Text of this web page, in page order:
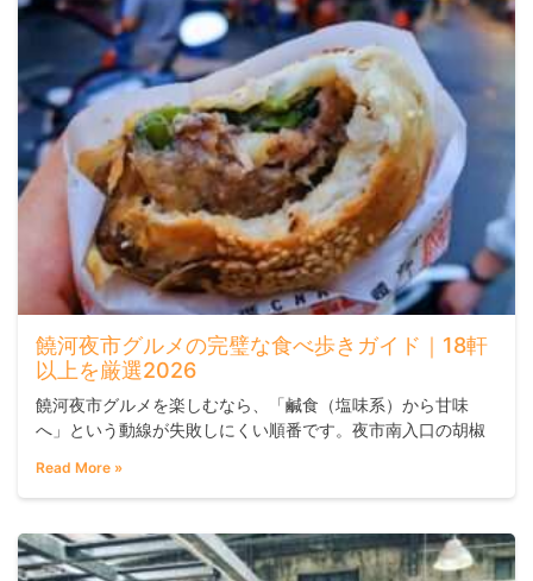
饒河夜市グルメの完璧な食べ歩きガイド｜18軒
以上を厳選2026
饒河夜市グルメを楽しむなら、「鹹食（塩味系）から甘味
へ」という動線が失敗しにくい順番です。夜市南入口の胡椒
味わいながら北へ進み、最後は豆花や手作りもちで締めくく
るのがおすすめです。全長約600メートルの一本道を歩き通
すのに30〜40分ほど。
Read More »